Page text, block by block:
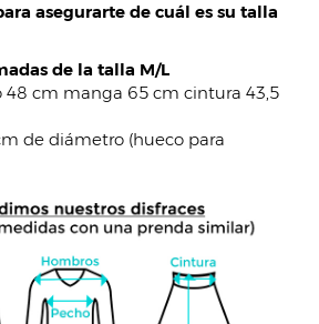
asegurarte de cuál es su talla
de la talla M/L
48 cm manga 65 cm cintura 43,5
de diámetro (hueco para